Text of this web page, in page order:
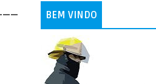
BEM VINDO